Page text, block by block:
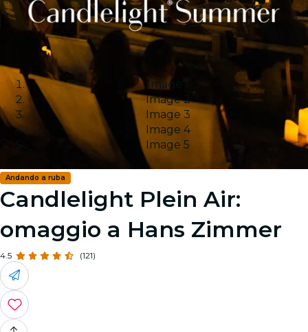
Image 1
Image 2
Image 3
Image 4
Image 5
Andando a ruba
Candlelight Plein Air:
omaggio a Hans Zimmer
4.5 (121)